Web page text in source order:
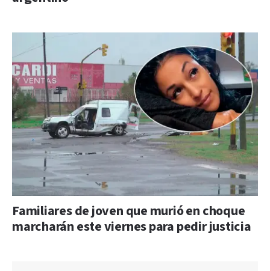
Familiares de joven que murió en choque
marcharán este viernes para pedir justicia